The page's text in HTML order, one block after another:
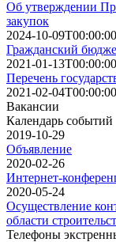
Об утверждении
закупок
2024-10-
Гражданский
2021-01-
Перечень
2021-02-
Вакансии
Календарь событий
2019-10-29
Объявление
2020-02-26
Интернет-
2020-05-24
Осуществление
области
Телефоны